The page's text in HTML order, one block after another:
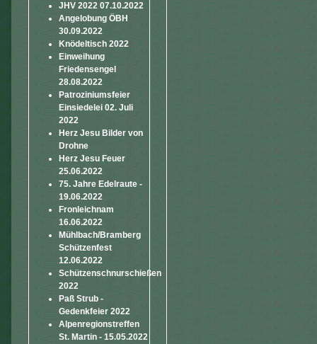
JHV 2022 07.10.2022
Angelobung ÖBH
30.09.2022
Knödeltisch 2022
Einweihung
Friedensengel
28.08.2022
Patroziniumsfeier
Einsiedelei 02. Juli
2022
Herz Jesu Bilder von
Drohne
Herz Jesu Feuer
25.06.2022
75. Jahre Edelraute -
19.06.2022
Fronleichnam
16.06.2022
Mühlbach/Bramberg
Schützenfest
12.06.2022
Schützenschnurschießen
2022
Paß Strub -
Gedenkfeier 2022
Alpenregionstreffen
St. Martin - 15.05.2022